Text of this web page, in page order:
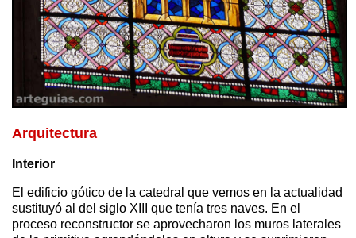
Arquitectura
Interior
El edificio gótico de la catedral que vemos en la actualidad
sustituyó al del siglo XIII que tenía tres naves. En el
proceso reconstructor se aprovecharon los muros laterales